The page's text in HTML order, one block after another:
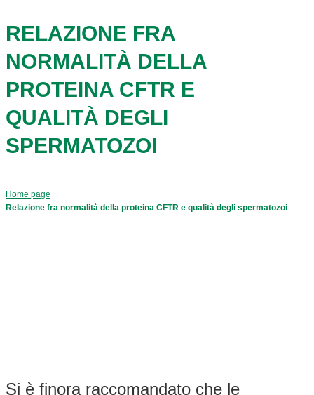
RELAZIONE FRA
NORMALITÀ DELLA
PROTEINA CFTR E
QUALITÀ DEGLI
SPERMATOZOI
Home page
Relazione fra normalità della proteina CFTR e qualità degli spermatozoi
Si è finora raccomandato che le